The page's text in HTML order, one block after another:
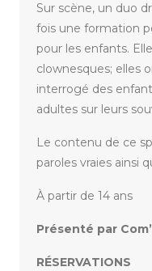
Sur scène, un duo
fois une formation
pour les enfants.
clownesques; elles
interrogé des
adultes sur leurs
Le contenu de ce
paroles vraies ainsi
À partir de 14 ans
Présenté par
RÉSERVATIONS